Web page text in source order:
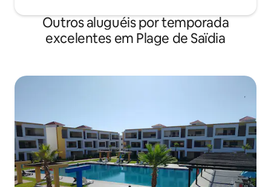
Outros aluguéis por temporada
excelentes em Plage de Saïdia